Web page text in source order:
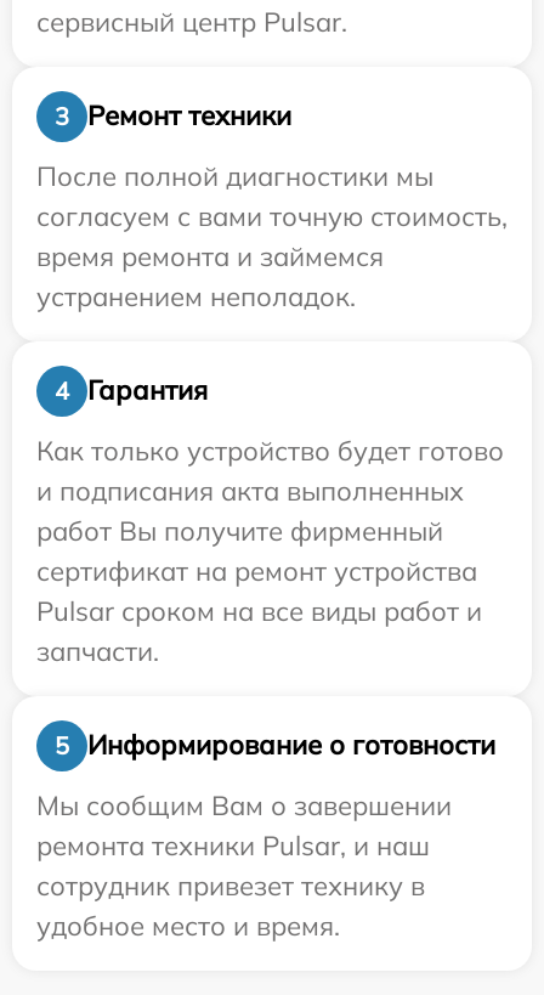
сервисный центр Pulsar.
3
Ремонт техники
После полной диагностики мы
согласуем с вами точную стоимость,
время ремонта и займемся
устранением неполадок.
4
Гарантия
Как только устройство будет готово
и подписания акта выполненных
работ Вы получите фирменный
сертификат на ремонт устройства
Pulsar сроком на все виды работ и
запчасти.
5
Информирование о готовности
Мы сообщим Вам о завершении
ремонта техники Pulsar, и наш
сотрудник привезет технику в
удобное место и время.